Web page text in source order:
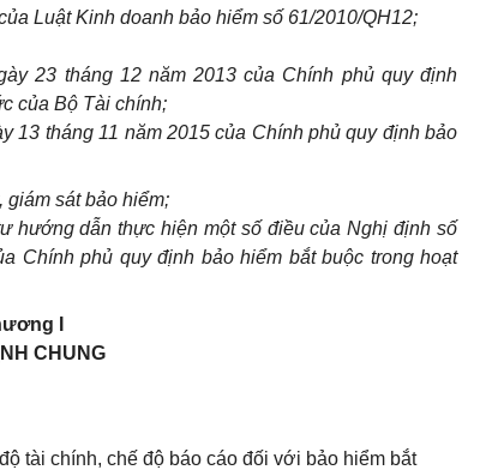
Luật Kinh doanh bảo hiểm số 61/2010/QH12;
23 tháng 12 năm 2013 của Chính phủ quy định
của Bộ Tài chính;
13 tháng 11 năm 2015 của Chính phủ quy định bảo
giám sát bảo hiểm;
hướng dẫn thực hiện một số điều của Nghị định số
Chính phủ quy định bảo hiểm bắt buộc trong hoạt
I
CHUNG
tài chính, chế độ báo cáo đối với bảo hiểm bắt